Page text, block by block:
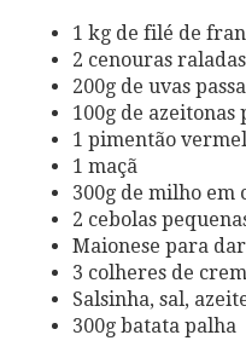
1 kg de filé de
2 cenouras raladas
200g de uvas
100g de azeitonas
1 pimentão
1 maçã
300g de milho em
2 cebolas
Maionese para
3 colheres de
Salsinha, sal,
300g batata palha